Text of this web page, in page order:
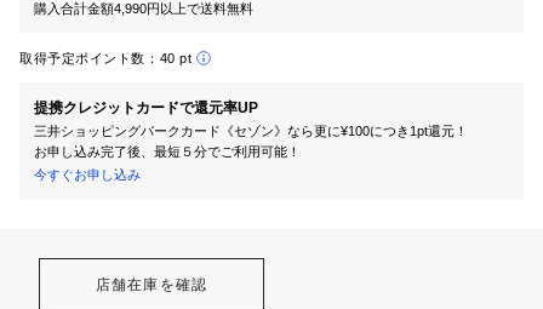
購入合計金額4,990円以上で送料無料
取得予定ポイント数： 40 pt
提携クレジットカードで還元率UP
三井ショッピングパークカード《セゾン》なら更に¥100につき1pt還元！
お申し込み完了後、最短５分でご利用可能！
今すぐお申し込み
店舗在庫を確認